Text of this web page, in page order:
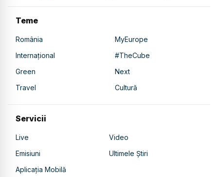
Teme
România
MyEurope
Internațional
#TheCube
Green
Next
Travel
Cultură
Servicii
Live
Video
Emisiuni
Ultimele Știri
Aplicația Mobilă